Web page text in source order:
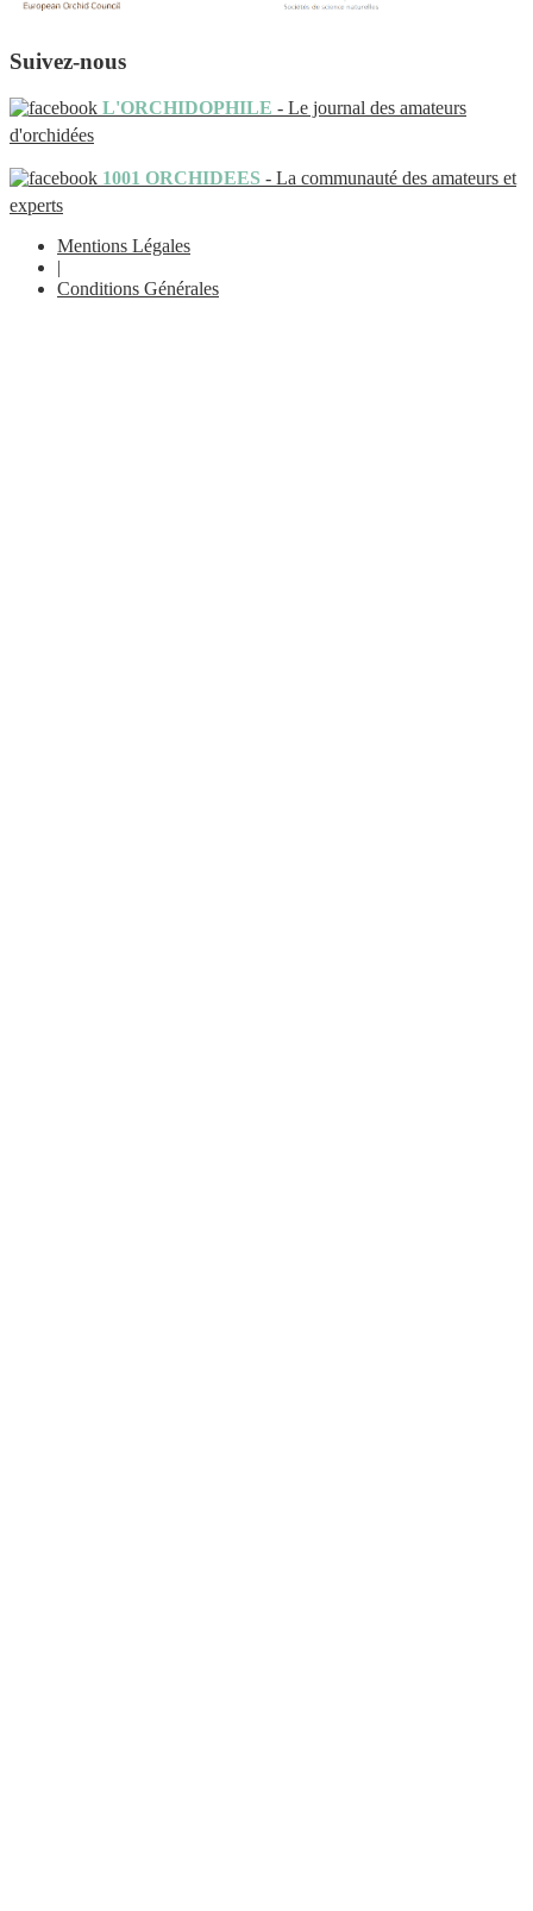
Suivez-nous
L'ORCHIDOPHILE - Le journal des amateurs
d'orchidées
1001 ORCHIDEES - La communauté des amateurs et
experts
Mentions Légales
|
Conditions Générales